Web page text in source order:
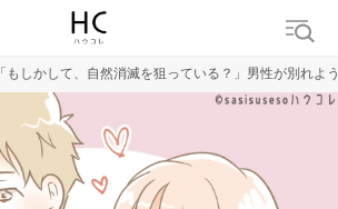
「もしかして、自然消滅を狙っている？」男性が別れよ